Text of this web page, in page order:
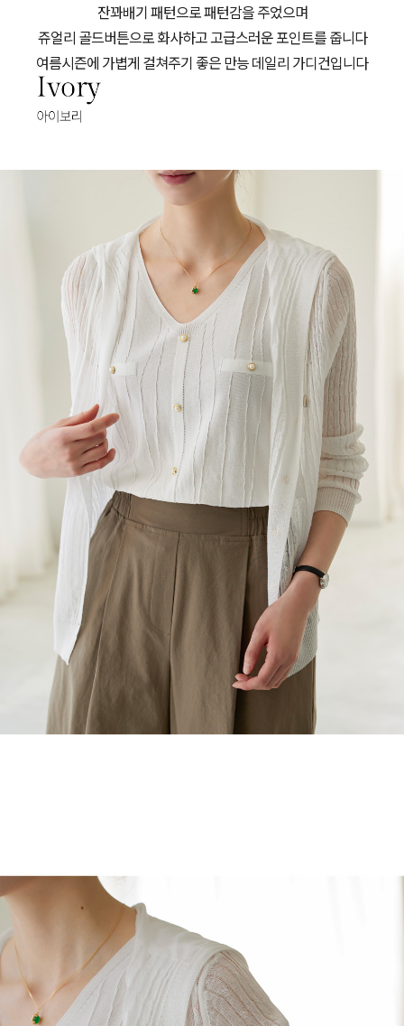
잔꽈배기 패턴으로 패턴감을 주었으며
쥬얼리 골드버튼으로 화사하고 고급스러운 포인트를 줍니다
여름시즌에 가볍게 걸쳐주기 좋은 만능 데일리 가디건입니다